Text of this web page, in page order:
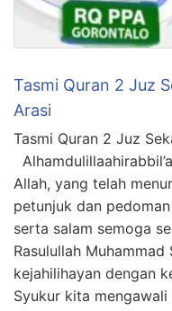
Tasmi Quran 2 Juz
Arasi
Tasmi Quran 2 Juz
Allah, yang telah
petunjuk dan
serta salam semoga
Rasulullah
kejahilihayan dengan
Syukur kita